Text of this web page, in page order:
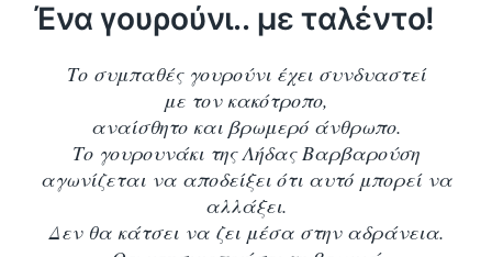
Ένα γουρούνι.. με ταλέντο!
Το συμπαθές γουρούνι έχει συνδυαστεί
με τον κακότροπο,
αναίσθητο και βρωμερό άνθρωπο.
Το γουρουνάκι της Λήδας Βαρβαρούση
αγωνίζεται να αποδείξει ότι αυτό μπορεί να
αλλάξει.
Δεν θα κάτσει να ζει μέσα στην αδράνεια.